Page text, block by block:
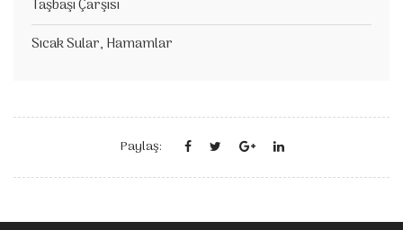
Taşbaşı Çarşısı
Sıcak Sular, Hamamlar
Paylaş: